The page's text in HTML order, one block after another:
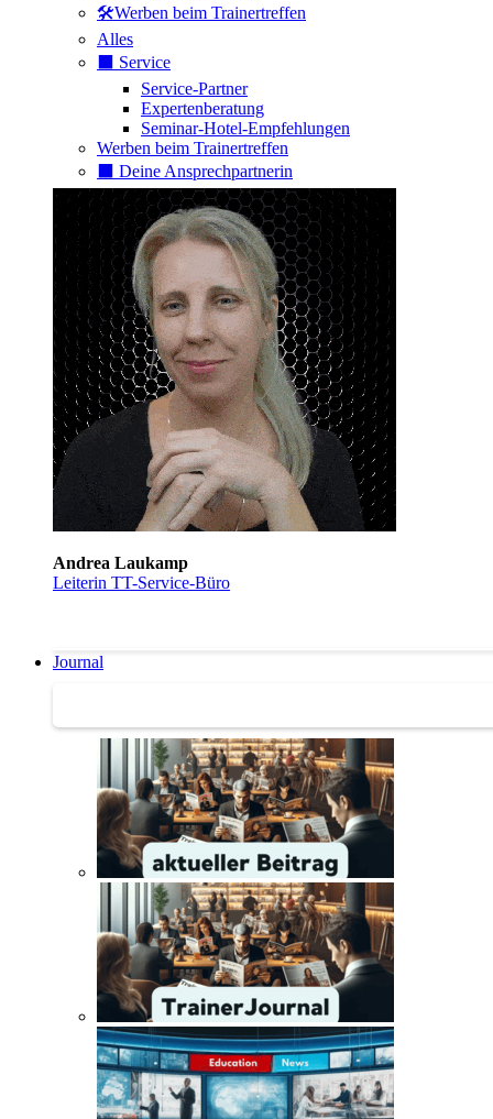
🛠️Werben beim Trainertreffen
Alles
⬛️ Service
Service-Partner
Expertenberatung
Seminar-Hotel-Empfehlungen
Werben beim Trainertreffen
⬛️ Deine Ansprechpartnerin
Andrea Laukamp
Leiterin TT-Service-Büro
Journal